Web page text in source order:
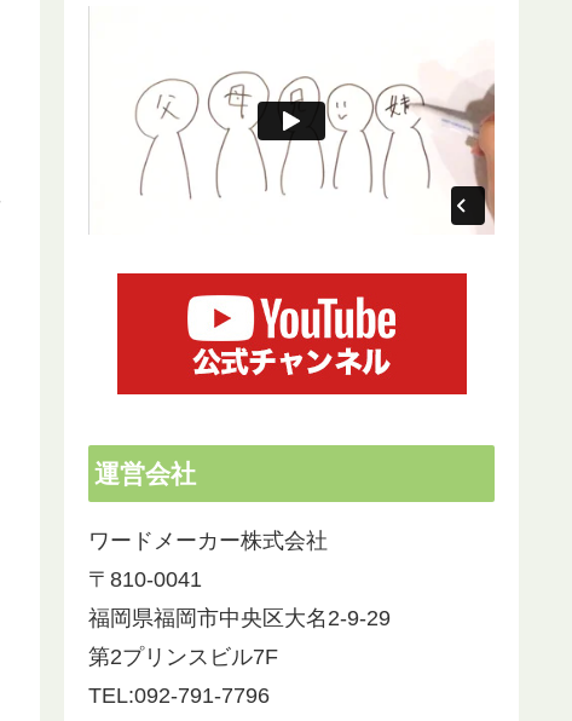
運営会社
ワードメーカー株式会社
〒810-0041
福岡県福岡市中央区大名2-9-29
第2プリンスビル7F
TEL:092-791-7796